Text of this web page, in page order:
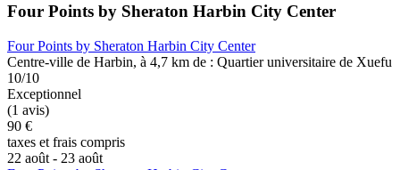
Four Points by Sheraton Harbin City Center
Four Points by Sheraton Harbin City Center
Centre-ville de Harbin, à 4,7 km de : Quartier universitaire de Xuefu
10/10
Exceptionnel
(1 avis)
90 €
taxes et frais compris
22 août - 23 août